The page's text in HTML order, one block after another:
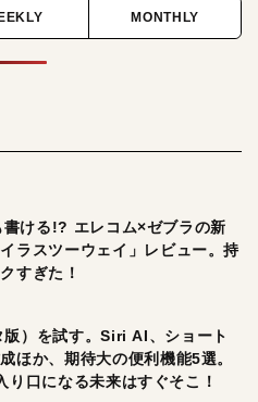
MONTHLY
ける!? エレコム×ゼブラの新
ラスツーウェイ」レビュー。持
すぎた！
）を試す。Siri AI、ショート
ほか、期待大の便利機能5選。
口になる未来はすぐそこ！